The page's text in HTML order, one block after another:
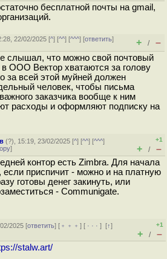
бесплатной почты на gmail,
22/02/2025 [^] [^^] [^^^] [ответить]
+ / –
слышал, что можно свой почтовый
ООО Вектор хватаются за голову
за всей этой муйней должен
человек, чтобы письма
заказчика вообще к ним
расходы и оформляют подписку на
(?), 15:19, 23/02/2025 [^] [^^] [^^^]
]
+1
+ / –
контор есть Zimbra. Для начала
если приспичит - можно и на платную
готовы денег закинуть, или
- Communigate.
2025 [ответить] [ ﹢﹢﹢] [ · · ·][↑]
+1
+ / –
stalw.art/